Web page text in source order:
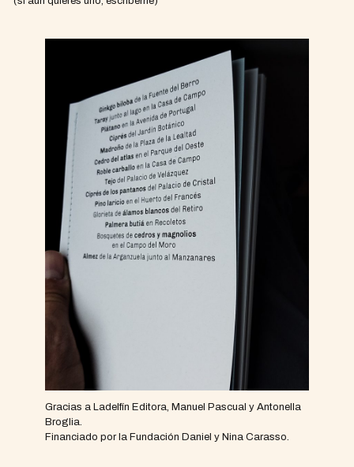
Gracias a Ladelfín Editora, Manuel Pascual y Antonella
Broglia.
Financiado por la Fundación Daniel y Nina Carasso.